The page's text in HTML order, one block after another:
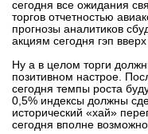
сегодня все ожидания
торгов отчетностью
прогнозы аналитиков
акциям сегодня гэп
Ну а в целом торги
позитивном настрое.
сегодня темпы роста
0,5% индексы должны
исторический «хай»
сегодня вполне